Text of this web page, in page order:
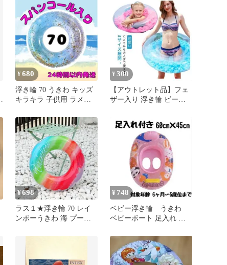
¥680
浮き輪 70 うきわ キッズ
キラキラ 子供用 ラメ入
¥ 300
【アウトレット品】フェ
ザー入り 浮き輪 ビーチ
¥698
ラス１★浮き輪 70 レイ
ンボーうきわ 海 プール
¥ 748
ベビー浮き輪 うきわ
ベビーボート 足入れ 足